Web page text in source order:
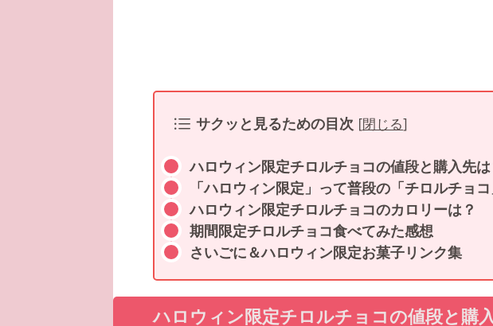
サクッと見るための目次 [閉じる]
ハロウィン限定チロルチョコの値段と購入先は
「ハロウィン限定」って普段の「チロルチョ
ハロウィン限定チロルチョコのカロリーは？
期間限定チロルチョコ食べてみた感想
さいごに＆ハロウィン限定お菓子リンク集
ハロウィン限定チロルチョコの値段と購